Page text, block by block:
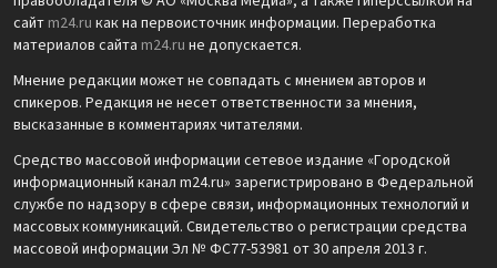
сайт m24.ru как на первоисточник информации. Переработка
материалов сайта m24.ru не допускается.
Мнение редакции может не совпадать с мнением авторов и
спикеров. Редакция не несет ответственности за мнения,
высказанные в комментариях читателями.
Средство массовой информации сетевое издание «Городской
информационный канал m24.ru» зарегистрировано в Федеральной
службе по надзору в сфере связи, информационных технологий и
массовых коммуникаций. Свидетельство о регистрации средства
массовой информации Эл № ФС77-53981 от 30 апреля 2013 г.